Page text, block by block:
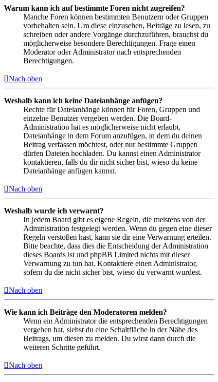
Warum kann ich auf bestimmte Foren nicht zugreifen?
Manche Foren können bestimmten Benutzern oder Gruppen
vorbehalten sein. Um diese einzusehen, Beiträge zu lesen, zu
schreiben oder andere Vorgänge durchzuführen, brauchst du
möglicherweise besondere Berechtigungen. Frage einen
Moderator oder Administrator nach entsprechenden
Berechtigungen.
Nach oben
Weshalb kann ich keine Dateianhänge anfügen?
Rechte für Dateianhänge können für Foren, Gruppen und
einzelne Benutzer vergeben werden. Die Board-
Administration hat es möglicherweise nicht erlaubt,
Dateianhänge in dem Forum anzufügen, in dem du deinen
Beitrag verfassen möchtest, oder nur bestimmte Gruppen
dürfen Dateien hochladen. Du kannst einen Administrator
kontaktieren, falls du dir nicht sicher bist, wieso du keine
Dateianhänge anfügen kannst.
Nach oben
Weshalb wurde ich verwarnt?
In jedem Board gibt es eigene Regeln, die meistens von der
Administration festgelegt werden. Wenn du gegen eine dieser
Regeln verstoßen hast, kann sie dir eine Verwarnung erteilen.
Bitte beachte, dass dies die Entscheidung der Administration
dieses Boards ist und phpBB Limited nichts mit dieser
Verwarnung zu tun hat. Kontaktiere einen Administrator,
sofern du die nicht sicher bist, wieso du verwarnt wurdest.
Nach oben
Wie kann ich Beiträge den Moderatoren melden?
Wenn ein Administrator die entsprechenden Berechtigungen
vergeben hat, siehst du eine Schaltfläche in der Nähe des
Beitrags, um diesen zu melden. Du wirst dann durch die
weiteren Schritte geführt.
Nach oben